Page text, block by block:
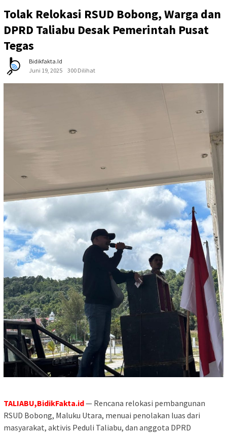
Tolak Relokasi RSUD Bobong, Warga dan
DPRD Taliabu Desak Pemerintah Pusat
Tegas
Bidikfakta.id
Juni 19, 2025
300 Dilihat
TALIABU,BidikFakta.id— Rencana relokasi pembangunan
RSUD Bobong, Maluku Utara, menuai penolakan luas dari
masyarakat, aktivis Peduli Taliabu, dan anggota DPRD